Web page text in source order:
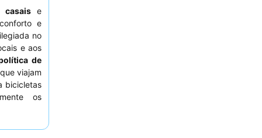
casais e
e
no
e aos
de
viajam
bicicletas
os
caseira